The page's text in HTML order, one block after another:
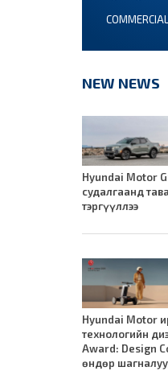
COMMERCIAL
NEW NEWS
Hyundai Motor
судалгаанд
тэргүүллээ
Hyundai Motor
технологийн
Award: Design
өндөр